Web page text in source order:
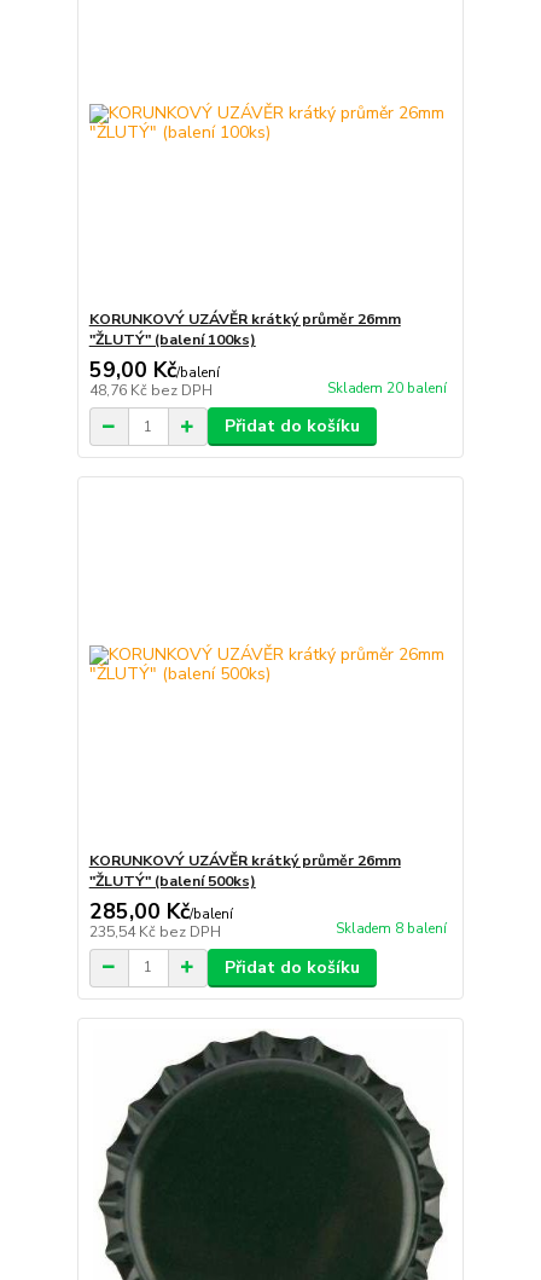
KORUNKOVÝ UZÁVĚR krátký průměr 26mm
"ŽLUTÝ" (balení 100ks)
59,00 Kč/balení
48,76 Kč bez DPH Skladem 20 balení
Přidat do košíku
KORUNKOVÝ UZÁVĚR krátký průměr 26mm
"ŽLUTÝ" (balení 500ks)
285,00 Kč/balení
235,54 Kč bez DPH Skladem 8 balení
Přidat do košíku